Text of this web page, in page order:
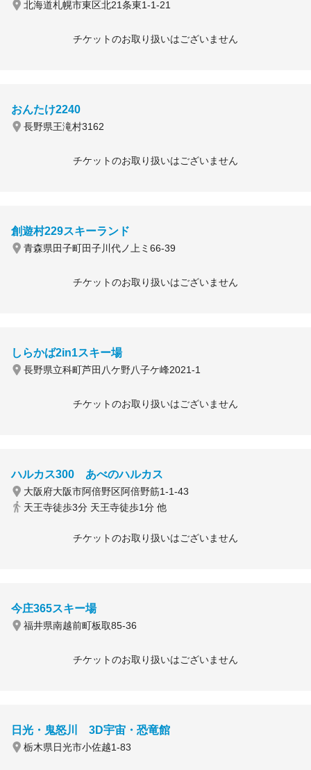
北海道札幌市東区北21条東1-1-21
チケットのお取り扱いはございません
おんたけ2240
長野県王滝村3162
チケットのお取り扱いはございません
創遊村229スキーランド
青森県田子町田子川代ノ上ミ66-39
チケットのお取り扱いはございません
しらかば2in1スキー場
長野県立科町芦田八ケ野八子ケ峰2021-1
チケットのお取り扱いはございません
ハルカス300 あべのハルカス
大阪府大阪市阿倍野区阿倍野筋1-1-43
天王寺徒歩3分 天王寺徒歩1分 他
チケットのお取り扱いはございません
今庄365スキー場
福井県南越前町板取85-36
チケットのお取り扱いはございません
日光・鬼怒川 3D宇宙・恐竜館
栃木県日光市小佐越1-83